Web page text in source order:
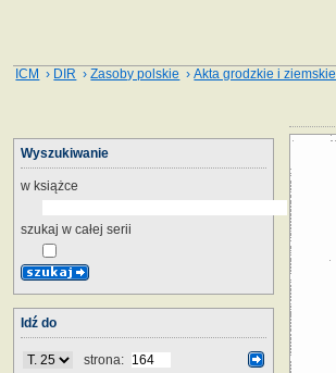
ICM › DIR ›Zasoby polskie ›Akta grodzkie i ziemskie
Wyszukiwanie
w książce
szukaj w całej serii
Idź do
strona: